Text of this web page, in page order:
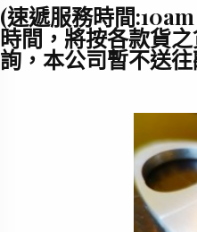
(速遞服務時間
時間，將按各款貨
詢，本公司暫不送